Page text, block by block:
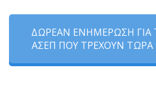
ΔΩΡΕΑΝ ΕΝΗΜΕΡΩΣΗ ΓΙΑ
ΑΣΕΠ ΠΟΥ ΤΡΕΧΟΥΝ ΤΩΡΑ